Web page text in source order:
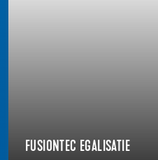
FUSIONTEC EGALISATIE